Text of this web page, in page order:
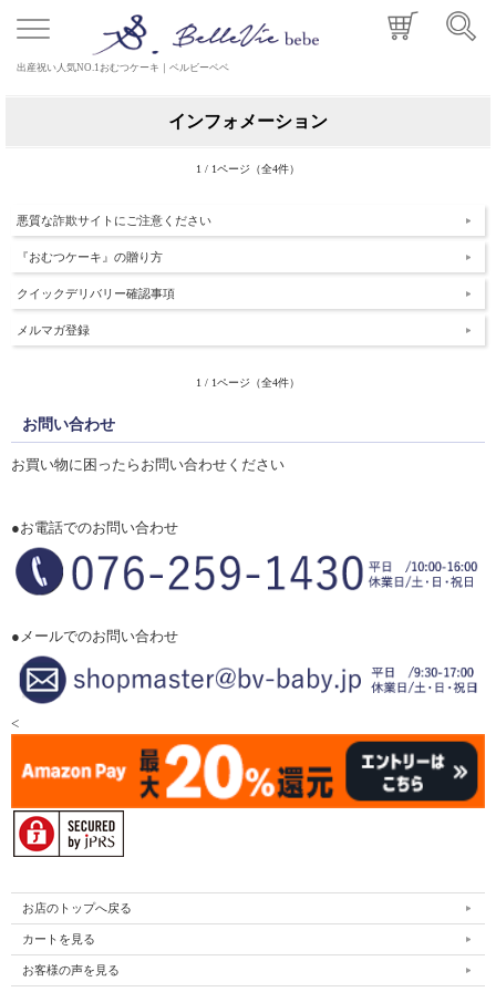
出産祝い人気NO.1おむつケーキ｜ベルビーベベ
インフォメーション
1 / 1ページ（全4件）
悪質な詐欺サイトにご注意ください
『おむつケーキ』の贈り方
クイックデリバリー確認事項
メルマガ登録
1 / 1ページ（全4件）
お問い合わせ
お買い物に困ったらお問い合わせください
●お電話でのお問い合わせ
●メールでのお問い合わせ
<
お店のトップへ戻る
カートを見る
お客様の声を見る